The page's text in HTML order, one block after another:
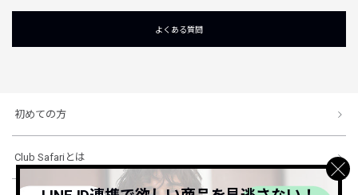
よくある質問
初めての方
Club Safariとは